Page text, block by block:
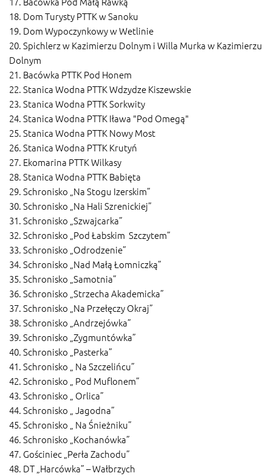
18. Dom Turysty PTTK w Sanoku
19. Dom Wypoczynkowy w Wetlinie
20. Spichlerz w Kazimierzu Dolnym i Willa Murka w Kazimierzu
Dolnym
21. Bacówka PTTK Pod Honem
22. Stanica Wodna PTTK Wdzydze Kiszewskie
23. Stanica Wodna PTTK Sorkwity
24. Stanica Wodna PTTK Iława "Pod Omegą"
25. Stanica Wodna PTTK Nowy Most
26. Stanica Wodna PTTK Krutyń
27. Ekomarina PTTK Wilkasy
28. Stanica Wodna PTTK Babięta
29. Schronisko „Na Stogu Izerskim”
30. Schronisko „Na Hali Szrenickiej”
31. Schronisko „Szwajcarka”
32. Schronisko „Pod Łabskim Szczytem”
33. Schronisko „Odrodzenie”
34. Schronisko „Nad Małą Łomniczką”
35. Schronisko „Samotnia”
36. Schronisko „Strzecha Akademicka”
37. Schronisko „Na Przełęczy Okraj”
38. Schronisko „Andrzejówka”
39. Schronisko „Zygmuntówka”
40. Schronisko „Pasterka”
41. Schronisko „ Na Szczelińcu”
42. Schronisko „ Pod Muflonem”
43. Schronisko „ Orlica”
44. Schronisko „ Jagodna”
45. Schronisko „ Na Śnieżniku”
46. Schronisko „Kochanówka”
47. Gościniec „Perła Zachodu”
48. DT „Harcówka” – Wałbrzych